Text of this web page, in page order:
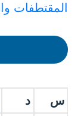
المقتطفات
س د